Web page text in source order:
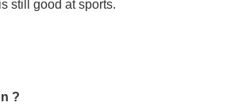
still good at sports.
?